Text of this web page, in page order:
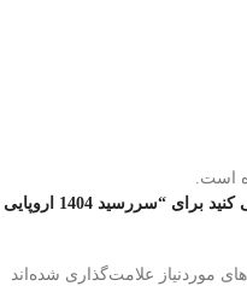
است.
اولین نفری باشید که دیدگاهی را ارسال می کنید برای “سررسید 1404 اروپایی
موردنیاز علامت‌گذاری شده‌اند